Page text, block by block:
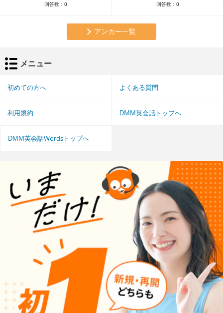
回答数： 0 回答数： 0
アンカー一覧
メニュー
初めての方へ よくある質問
利用規約 DMM英会話トップへ
DMM英会話Wordsトップへ